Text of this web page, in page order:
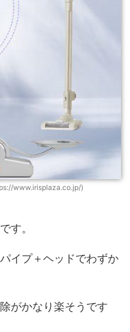
www.irisplaza.co.jp/)
す。
イプ＋ヘッドでわずか
がかなり楽そうです